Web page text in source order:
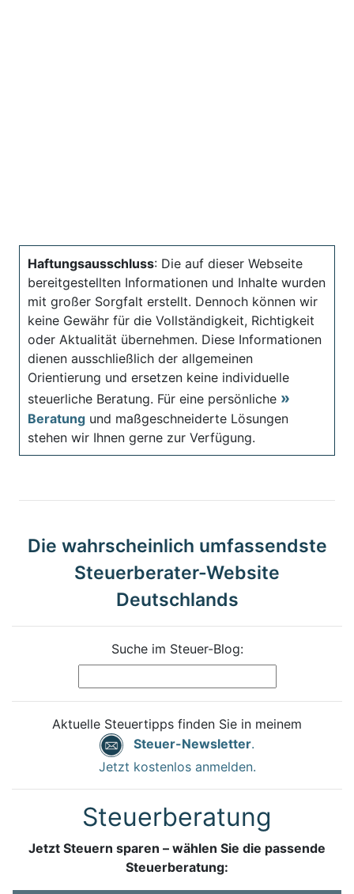
Haftungsausschluss: Die auf dieser Webseite
bereitgestellten Informationen und Inhalte wurden
mit großer Sorgfalt erstellt. Dennoch können wir
keine Gewähr für die Vollständigkeit, Richtigkeit
oder Aktualität übernehmen. Diese Informationen
dienen ausschließlich der allgemeinen
Orientierung und ersetzen keine individuelle
steuerliche Beratung. Für eine persönliche
Beratung und maßgeschneiderte Lösungen
stehen wir Ihnen gerne zur Verfügung.
Die wahrscheinlich umfassendste
Steuerberater-Website
Deutschlands
Suche im Steuer-Blog:
Aktuelle Steuertipps finden Sie in meinem
Steuer-Newsletter.
Jetzt kostenlos anmelden.
Steuerberatung
Jetzt Steuern sparen – wählen Sie die passende
Steuerberatung: